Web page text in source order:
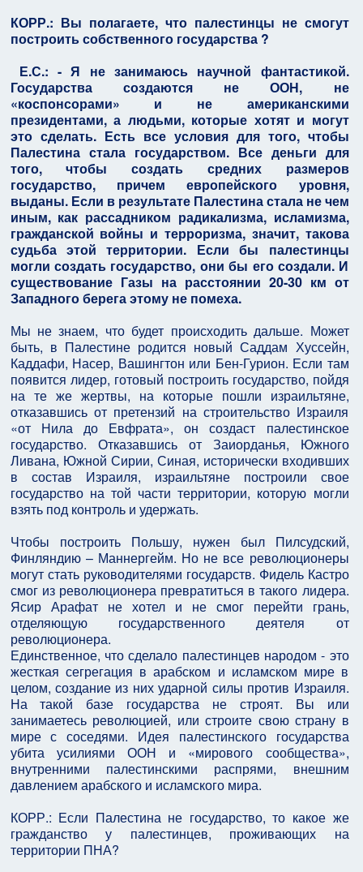
КОРР.: Вы полагаете, что палестинцы не смогут
построить собственного государства ?
Е.С.: - Я не занимаюсь научной фантастикой.
Государства создаются не ООН, не
«коспонсорами» и не американскими
президентами, а людьми, которые хотят и могут
это сделать. Есть все условия для того, чтобы
Палестина стала государством. Все деньги для
того, чтобы создать средних размеров
государство, причем европейского уровня,
выданы. Если в результате Палестина стала не чем
иным, как рассадником радикализма, исламизма,
гражданской войны и терроризма, значит, такова
судьба этой территории. Если бы палестинцы
могли создать государство, они бы его создали. И
существование Газы на расстоянии 20-30 км от
Западного берега этому не помеха.
Мы не знаем, что будет происходить дальше. Может
быть, в Палестине родится новый Саддам Хуссейн,
Каддафи, Насер, Вашингтон или Бен-Гурион. Если там
появится лидер, готовый построить государство, пойдя
на те же жертвы, на которые пошли израильтяне,
отказавшись от претензий на строительство Израиля
«от Нила до Евфрата», он создаст палестинское
государство. Отказавшись от Заиорданья, Южного
Ливана, Южной Сирии, Синая, исторически входивших
в состав Израиля, израильтяне построили свое
государство на той части территории, которую могли
взять под контроль и удержать.
Чтобы построить Польшу, нужен был Пилсудский,
Финляндию – Маннергейм. Но не все революционеры
могут стать руководителями государств. Фидель Кастро
смог из революционера превратиться в такого лидера.
Ясир Арафат не хотел и не смог перейти грань,
отделяющую государственного деятеля от
революционера.
Единственное, что сделало палестинцев народом - это
жесткая сегрегация в арабском и исламском мире в
целом, создание из них ударной силы против Израиля.
На такой базе государства не строят. Вы или
занимаетесь революцией, или строите свою страну в
мире с соседями. Идея палестинского государства
убита усилиями ООН и «мирового сообщества»,
внутренними палестинскими распрями, внешним
давлением арабского и исламского мира.
КОРР.: Если Палестина не государство, то какое же
гражданство у палестинцев, проживающих на
территории ПНА?